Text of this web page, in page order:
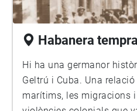
Habanera
Hi ha una germanor històrica entre Vilanova i la
Geltrú i Cuba. Una
marítims, les migracions